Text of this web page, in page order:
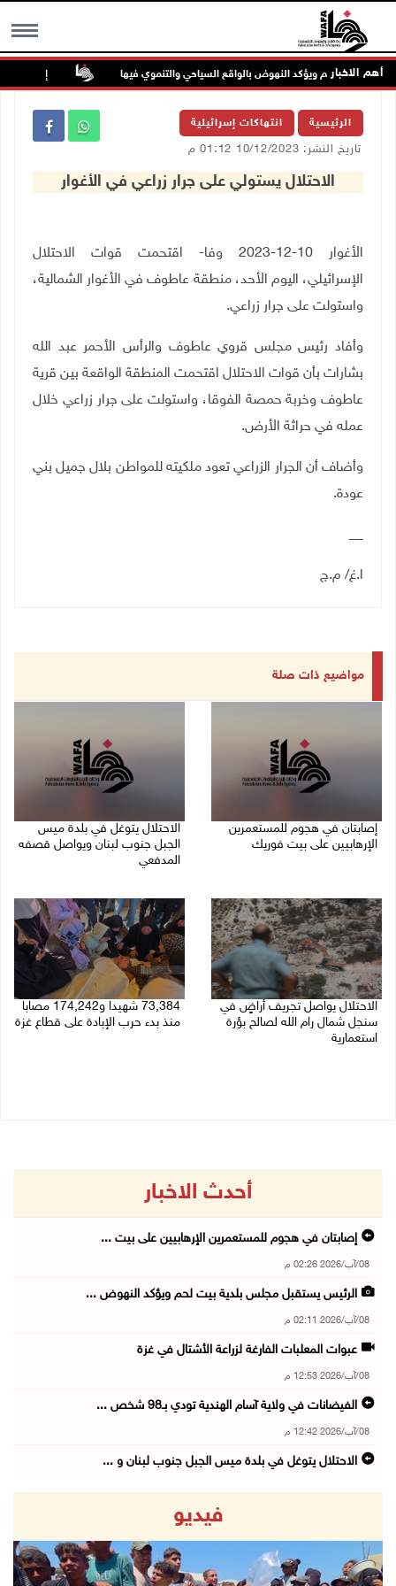
MENU أهم الاخبار
بيت لحم ويؤكد النهوض بالواقع السياحي والتنموي فيها إصابتان في
الرئيسية انتهاكات إسرائيلية
تاريخ النشر: 10/12/2023 01:12 م
الاحتلال يستولي على جرار زراعي في الأغوار
الأغوار 10-12-2023 وفا- اقتحمت قوات الاحتلال
الإسرائيلي، اليوم الأحد، منطقة عاطوف في الأغوار الشمالية،
واستولت على جرار زراعي.
وأفاد رئيس مجلس قروي عاطوف والرأس الأحمر عبد الله
بشارات بأن قوات الاحتلال اقتحمت المنطقة الواقعة بين قرية
عاطوف وخربة حمصة الفوقا، واستولت على جرار زراعي خلال
عمله في حراثة الأرض.
وأضاف أن الجرار الزراعي تعود ملكيته للمواطن بلال جميل بني
عودة.
ا.غ/ م.ج
مواضيع ذات صلة
إصابتان في هجوم للمستعمرين
الإرهابيين على بيت فوريك
الاحتلال يتوغل في بلدة ميس
الجبل جنوب لبنان ويواصل قصفه
المدفعي
الاحتلال يواصل تجريف أراضٍ في
سنجل شمال رام الله لصالح بؤرة
استعمارية
73,384 شهيدا و174,242 مصابا
منذ بدء حرب الإبادة على قطاع غزة
أحدث الاخبار
إصابتان في هجوم للمستعمرين الإرهابيين على بيت ...
08/آب/2026 02:26 م
الرئيس يستقبل مجلس بلدية بيت لحم ويؤكد النهوض ...
08/آب/2026 02:11 م
عبوات المعلبات الفارغة لزراعة الأشتال في غزة
08/آب/2026 12:53 م
الفيضانات في ولاية آسام الهندية تودي بـ98 شخص ...
08/آب/2026 12:42 م
الاحتلال يتوغل في بلدة ميس الجبل جنوب لبنان و ...
سلطة المياه تطلق مشروعا وطنيا يقود التحول نحو ...
08/آب/2026 12:30 م
الإعصار "دولفين" يضرب أوكيناوا باليابان والصي ...
فيديو